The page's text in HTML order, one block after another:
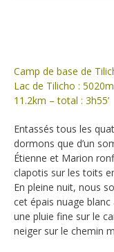
Camp de base de
Lac de Tilicho :
11.2km – total : 3h55’
Entassés tous les
dormons que d’un
Étienne et Marion
clapotis sur les toits
En pleine nuit, nous
cet épais nuage
une pluie fine sur le
neiger sur le chemin